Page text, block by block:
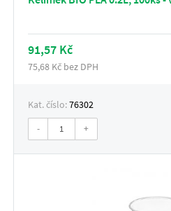
91,57 Kč
75,68 Kč bez DPH
Kat. číslo:76302
- +